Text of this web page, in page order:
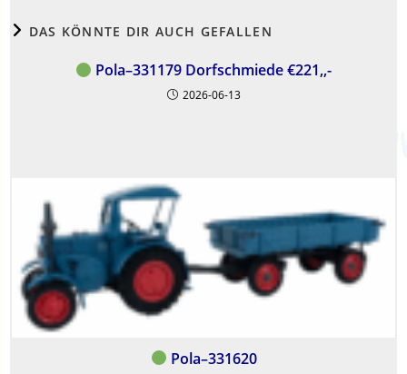
DAS KÖNNTE DIR AUCH GEFALLEN
Pola–331179 Dorfschmiede €221,,-
2026-06-13
Pola–331620